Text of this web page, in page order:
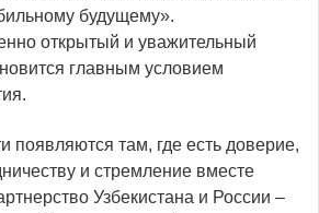
будущему».
открытый и уважительный
главным условием
появляются там, где есть доверие,
и стремление вместе
Узбекистана и России –